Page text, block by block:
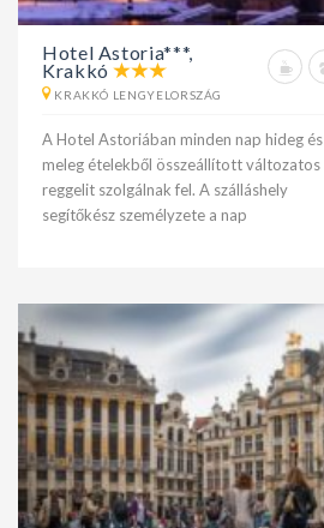
Hotel Astoria***,
Krakkó
KRAKKÓ LENGYELORSZÁG
A Hotel Astoriában minden nap hideg és
meleg ételekből összeállított változatos
reggelit szolgálnak fel. A szálláshely
segítőkész személyzete a nap